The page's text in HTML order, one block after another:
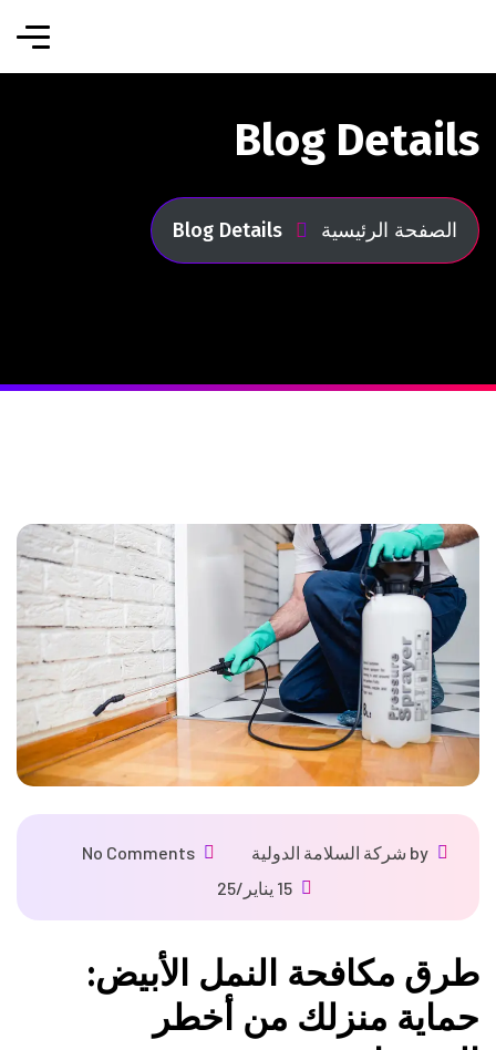
Blog Details
الصفحة الرئيسية Blog Details
by شركة السلامة الدولية
No Comments
15 يناير/25
طرق مكافحة النمل الأبيض:
حماية منزلك من أخطر